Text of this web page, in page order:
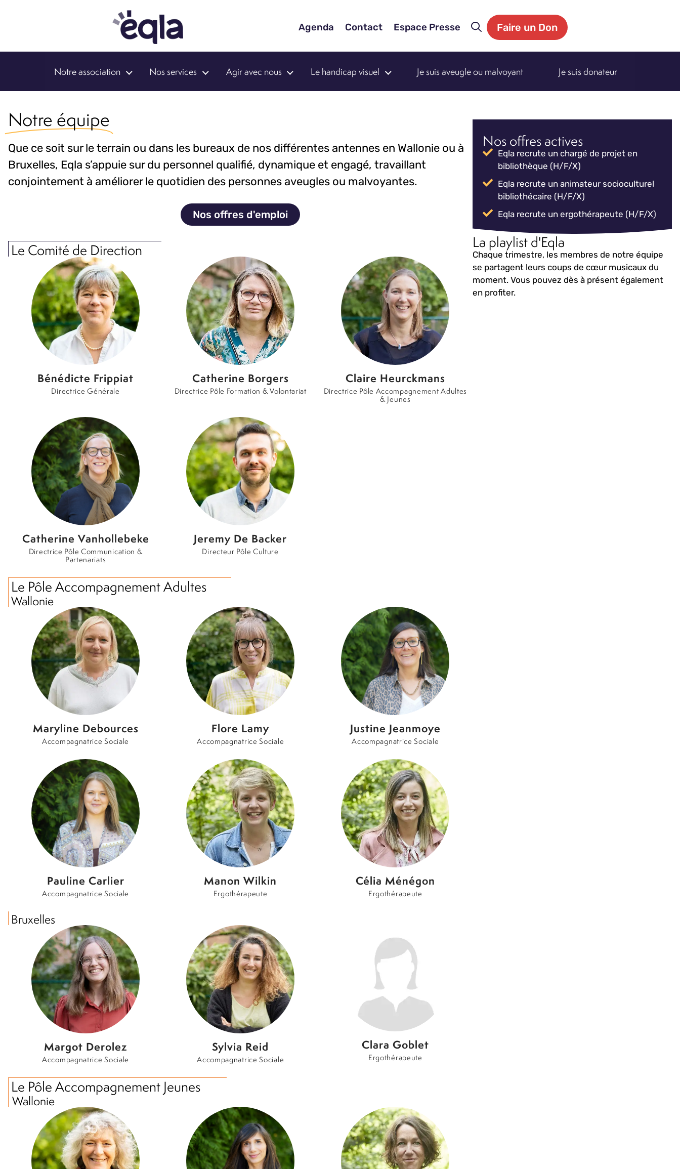
Agenda Contact Espace Presse Faire un Don
Notre association Nos services Agir avec nous Le handicap visuel Je suis aveugle ou malvoyant Je suis donateur
Notre équipe
Que ce soit sur le terrain ou dans les bureaux de nos différentes antennes en Wallonie ou à
Bruxelles, Eqla s’appuie sur du personnel qualifié, dynamique et engagé, travaillant
conjointement à améliorer le quotidien des personnes aveugles ou malvoyantes.
Nos offres d'emploi
Le Comité de Direction
Bénédicte Frippiat
Directrice Générale
Catherine Borgers
Directrice Pôle Formation & Volontariat
Claire Heurckmans
Directrice Pôle Accompagnement Adultes
& Jeunes
Catherine Vanhollebeke
Directrice Pôle Communication &
Partenariats
Jeremy De Backer
Directeur Pôle Culture
Le Pôle Accompagnement Adultes
Wallonie
Maryline Debources
Accompagnatrice Sociale
Flore Lamy
Accompagnatrice Sociale
Justine Jeanmoye
Accompagnatrice Sociale
Pauline Carlier
Accompagnatrice Sociale
Manon Wilkin
Ergothérapeute
Célia Ménégon
Ergothérapeute
Bruxelles
Margot Derolez
Accompagnatrice Sociale
Sylvia Reid
Accompagnatrice Sociale
Clara Goblet
Ergothérapeute
Le Pôle Accompagnement Jeunes
Wallonie
Nos offres actives
Eqla recrute un chargé de projet en
bibliothèque (H/F/X)
Eqla recrute un animateur socioculturel
bibliothécaire (H/F/X)
Eqla recrute un ergothérapeute (H/F/X)
La playlist d'Eqla
Chaque trimestre, les membres de notre équipe
se partagent leurs coups de cœur musicaux du
moment. Vous pouvez dès à présent également
en profiter.